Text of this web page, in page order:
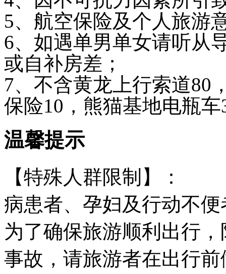
5、航空保险及个人旅游
6、如遇单男单女请听从
或自补房差；
7、不含黄龙上行索道80
保险10，熊猫基地电瓶
温馨提示
【特殊人群限制】：
病患者、孕妇及行动不便
为了确保旅游顺利出行
事故，请旅游者在出行